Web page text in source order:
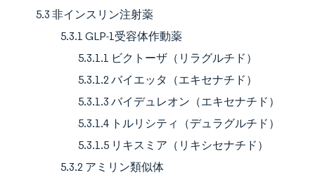
5.3 非インスリン注射薬
5.3.1 GLP-1受容体作動薬
5.3.1.1 ビクトーザ（リラグルチド）
5.3.1.2 バイエッタ（エキセナチド）
5.3.1.3 バイデュレオン（エキセナチド）
5.3.1.4 トルリシティ（デュラグルチド）
5.3.1.5 リキスミア（リキシセナチド）
5.3.2 アミリン類似体